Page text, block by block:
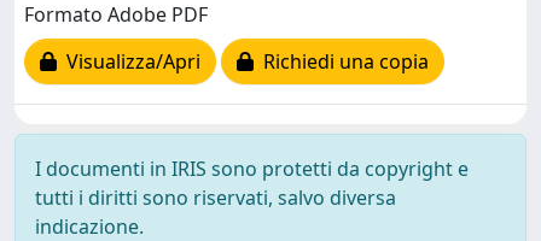
Formato Adobe PDF
Visualizza/Apri
Richiedi una copia
I documenti in IRIS sono protetti da copyright e
tutti i diritti sono riservati, salvo diversa
indicazione.